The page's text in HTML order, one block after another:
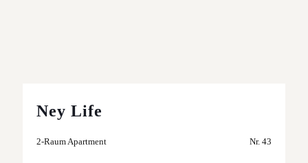
Ney Life
2-Raum Apartment Nr. 43